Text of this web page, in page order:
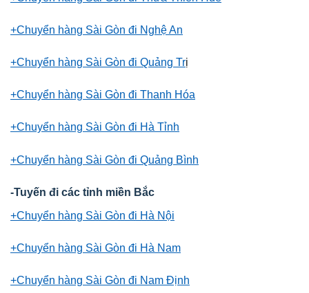
+Chuyển hàng Sài Gòn đi Nghệ An
+Chuyển hàng Sài Gòn đi Quảng Trị
+Chuyển hàng Sài Gòn đi Thanh Hóa
+Chuyển hàng Sài Gòn đi Hà Tỉnh
+Chuyển hàng Sài Gòn đi Quảng Bình
-Tuyến đi các tỉnh miền Bắc
+Chuyển hàng Sài Gòn đi Hà Nội
+Chuyển hàng Sài Gòn đi Hà Nam
+Chuyển hàng Sài Gòn đi Nam Định